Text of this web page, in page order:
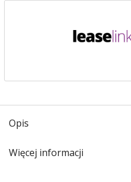
Opis
Więcej informacji